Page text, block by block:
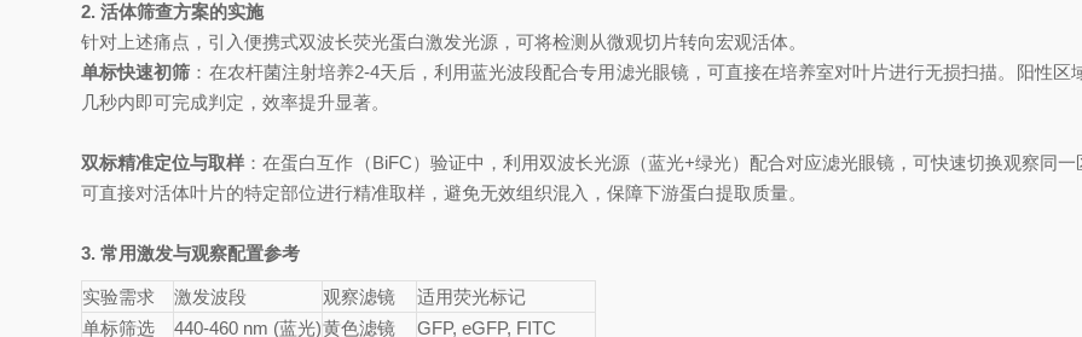
2. 活体筛查方案的实施
针对上述痛点，引入便携式双波长荧光蛋白激发光源，可将检测从微观切片转向宏观活体。
单标快速初筛 ：在农杆菌注射培养2-4天后，利用蓝光波段配合专用滤光眼镜，可直接在培养室对叶片进行无损扫描。阳性
几秒内即可完成判定，效率提升显著。
双标精准定位与取样 ：在蛋白互作（BiFC）验证中，利用双波长光源（蓝光+绿光）配合对应滤光眼镜，可快速切换观察同
可直接对活体叶片的特定部位进行精准取样，避免无效组织混入，保障下游蛋白提取质量。
3. 常用激发与观察配置参考
实验需求 激发波段 观察滤镜
适用荧光标记
单标筛选
440-460 nm (蓝光)黄色滤镜
GFP, eGFP, FITC